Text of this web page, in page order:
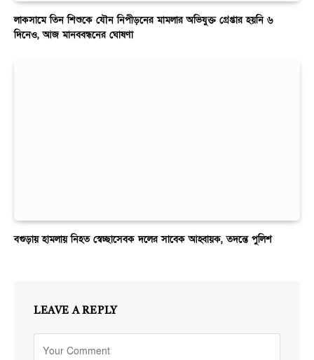
লাকসামে তিন শিশুকে যৌন নিপীড়নের মামলার অভিযুক্ত গ্রেপ্তার হয়নি ৬
দিনেও, আজ মানববন্ধনের ঘোষণা
বগুড়ায় হামলায় নিহত স্বেচ্ছাসেবক দলের সাবেক আহ্বায়ক, তদন্তে পুলিশ
LEAVE A REPLY